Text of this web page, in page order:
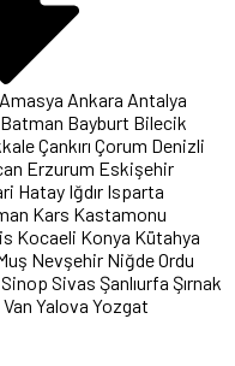
Amasya Ankara Antalya
Batman Bayburt Bilecik
Çankırı Çorum Denizli
Erzurum Eskişehir
Hatay Iğdır Isparta
Kars Kastamonu
Kocaeli Konya Kütahya
Nevşehir NiğdeOrdu
Sinop Sivas Şanlıurfa Şırnak
Van Yalova Yozgat